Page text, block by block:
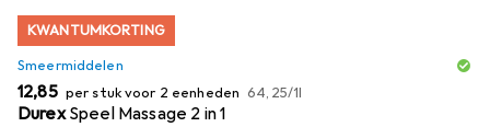
KWANTUMKORTING
Smeermiddelen
EUR
12,85 per stuk voor 2 eenheden EUR
64,25/1l
Durex Speel Massage 2 in 1